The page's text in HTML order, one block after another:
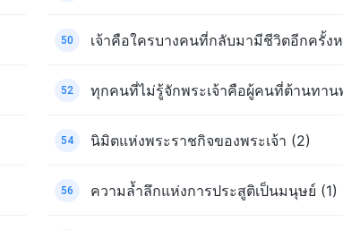
50 เจ้าคือใครบางคนที่กลับมามีชีวิตอีกครั้ง
52 ทุกคนที่ไม่รู้จักพระเจ้าคือผู้คนที่ต้านทาน
54 นิมิตแห่งพระราชกิจของพระเจ้า (2)
56 ความล้ำลึกแห่งการประสูติเป็นมนุษย์ (1)